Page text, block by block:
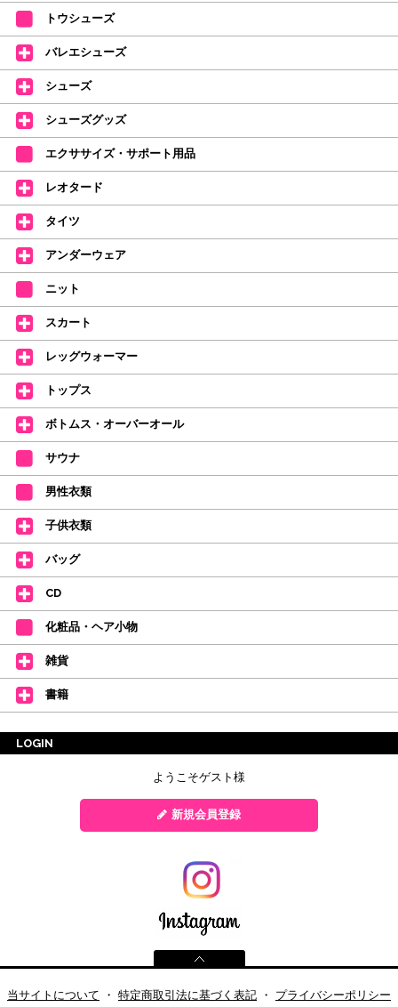
【ミルバ×たけいみき】オリジナルタオルが新登場!
レッスンのお供にはもちろん、毎日の持ち歩きやギフトにもぴったりのミル
バオリジナルタオルです。
たけいみきさんが描く「夢かわいい」バレエイラストが、そのままタオルに
なりました。
デラロミラノ2026コレクションの販売を開始しました☆
↑ご購入頂いたお客様に、デラロミラノのロゴ入りボールペンをプレゼント
中。
(お一人様1本限りになります)
価格改定のお知らせ
2026年4月1日よりシューズ全般、衣類など商品を値上げしました。
何卒ご理解いただけますようお願い申し上げます
【シューズのフィッティングについて】
全店、ご予約不要です(18:30まで)。タイツ・ソックス・トウパッドを
持参してください。
【ミルバ インスタグラム】←ここをクリック♪
皆さまのダンスライフをサポートできるようなさまざまな商品をご紹介して
おります。
【新商品はこちらから】 ←ここをクリック♪
トウシューズ
バレエシューズ
シューズ
シューズグッズ
エクササイズ・サポート用品
レオタード
タイツ
アンダーウェア
ニット
スカート
レッグウォーマー
トップス
ボトムス・オーバーオール
サウナ
男性衣類
子供衣類
バッグ
CD
化粧品・ヘア小物
雑貨
書籍
LOGIN
ようこそゲスト様
新規会員登録
当サイトについて ・ 特定商取引法に基づく表記 ・ プライバシーポリシー